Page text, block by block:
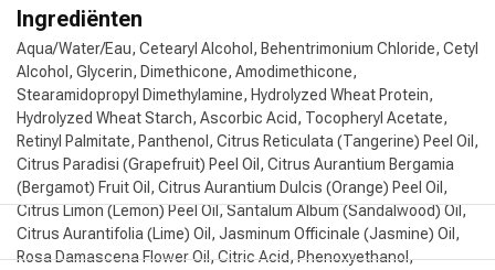
Ingrediënten
Aqua/Water/Eau, Cetearyl Alcohol, Behentrimonium Chloride, Cetyl
Alcohol, Glycerin, Dimethicone, Amodimethicone,
Stearamidopropyl Dimethylamine, Hydrolyzed Wheat Protein,
Hydrolyzed Wheat Starch, Ascorbic Acid, Tocopheryl Acetate,
Retinyl Palmitate, Panthenol, Citrus Reticulata (Tangerine) Peel Oil,
Citrus Paradisi (Grapefruit) Peel Oil, Citrus Aurantium Bergamia
(Bergamot) Fruit Oil, Citrus Aurantium Dulcis (Orange) Peel Oil,
Citrus Limon (Lemon) Peel Oil, Santalum Album (Sandalwood) Oil,
Citrus Aurantifolia (Lime) Oil, Jasminum Officinale (Jasmine) Oil,
Rosa Damascena Flower Oil, Citric Acid, Phenoxyethanol,